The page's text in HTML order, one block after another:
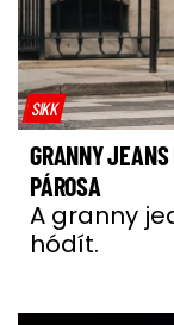
SIKK
GRANNY
PÁROSA
A granny
hódít.